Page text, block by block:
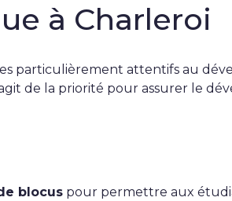
à Charleroi
particulièrement attentifs au
de la priorité pour assurer le
blocus pour permettre aux